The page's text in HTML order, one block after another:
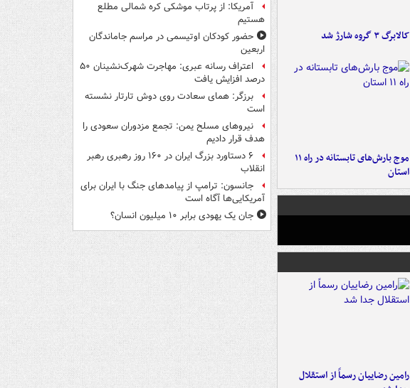
کالابرگ ۳ گروه شارژ شد
موج بارش‌های تابستانه در راه ۱۱
استان
رامین رضاییان رسماً از استقلال
آمریکا: از پرتاب موشکی کره شمالی مطلع
هستیم
حضور کودکان اوتیسمی در مراسم جاماندگان
اربعین
اعتراف رسانه عبری: مهاجرت شهرک‌نشینان ۵۰
درصد افزایش یافت
برزگر: همای سعادت روی دوش تارتار نشسته
است
نیروهای مسلح یمن: تجمع مزدوران سعودی را
هدف قرار دادیم
۶ دستاورد بزرگ ایران در ۱۶۰ روز رهبری رهبر
انقلاب
جانسون: ترامپ از پیامدهای جنگ با ایران برای
آمریکایی‌ها آگاه است
جان یک یهودی برابر ۱۰ میلیون انسان؟